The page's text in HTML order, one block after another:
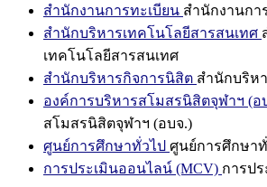
สำนักงานการทะเบียน สำนักงานกา
สำนักบริหารเทคโนโลยีสารสนเทศ
เทคโนโลยีสารสนเทศ
สำนักบริหารกิจการนิสิต สำนักบริห
องค์การบริหารสโมสรนิสิตจุฬาฯ (อ
สโมสรนิสิตจุฬาฯ (อบจ.)
ศูนย์การศึกษาทั่วไป ศูนย์การศึกษา
การประเมินออนไลน์ (MCV) การป